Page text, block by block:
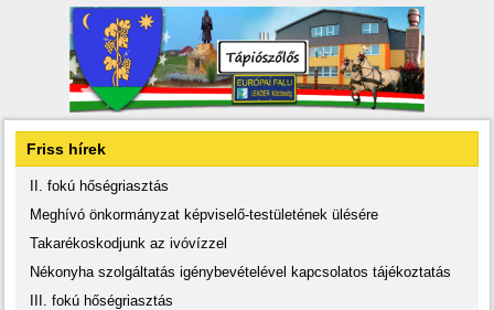
Friss hírek
II. fokú hőségriasztás
Meghívó önkormányzat képviselő-testületének ülésére
Takarékoskodjunk az ivóvízzel
Nékonyha szolgáltatás igénybevételével kapcsolatos tájékoztatás
III. fokú hőségriasztás